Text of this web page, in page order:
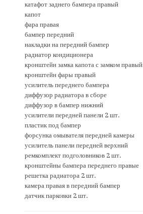
катафот заднего бампера правый
капот
фара правая
бампер передний
накладки на передний бампер
радиатор кондиционера
кронштейн замка капота с замком правый
кронштейн фары правый
усилитель переднего бампера
диффузор радиатора в сборе
диффузор в бампер нижний
усилители передней панели 2 шт.
пластик под бампер
форсунка омывателя передней камеры
усилитель панели передней верхний
ремкомплект подголовников 2 шт.
кронштейны бампера переднего правые
решетка радиатора 2 шт.
камера правая в передний бампер
датчик парковки 2 шт.